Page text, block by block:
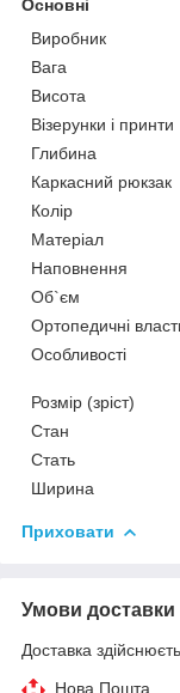
Основні
Виробник
Вага
Висота
Візерунки і принти
Глибина
Каркасний рюкзак
Колір
Матеріал
Наповнення
Об`єм
Ортопедичні
Особливості
Розмір (зріст)
Стан
Стать
Ширина
Приховати
Умови доставки
Доставка
Нова Пошта